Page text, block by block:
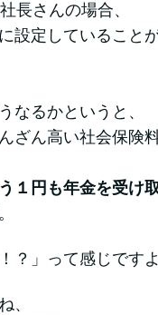
長さんの場合、
設定していること
なるかというと、
ざん高い社会保険
１円も年金を受け
？」って感じですよ
、